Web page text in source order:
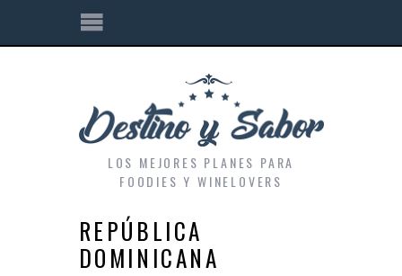
LOS MEJORES PLANES PARA
FOODIES Y WINELOVERS
REPÚBLICA
DOMINICANA